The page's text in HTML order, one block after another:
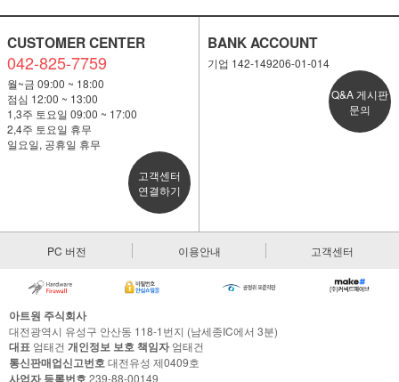
CUSTOMER CENTER
042-825-7759
월~금 09:00 ~ 18:00
점심 12:00 ~ 13:00
1,3주 토요일 09:00 ~ 17:00
2,4주 토요일 휴무
일요일, 공휴일 휴무
고객센터
연결하기
BANK ACCOUNT
기업 142-149206-01-014
Q&A 게시판
문의
PC 버전 이용안내 고객센터
아트원 주식회사
대전광역시 유성구 안산동 118-1번지 (남세종IC에서 3분)
대표 엄태건 개인정보 보호 책임자엄태건
통신판매업신고번호대전유성 제0409호
사업자 등록번호 239-88-00149